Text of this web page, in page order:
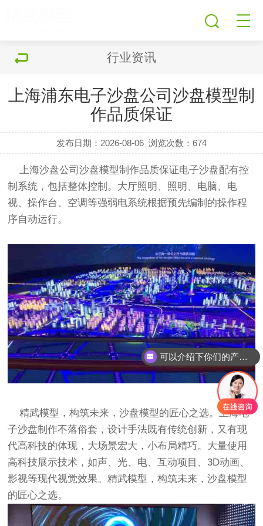
行业资讯
上海浦东电子沙盘公司沙盘模型制
作品质保证
发布日期：2026-08-06 浏览次数：674
上海沙盘公司沙盘模型制作品质保证电子沙盘配有控
制系统，包括整体控制。大厅照明、照明、电脑、电
视、操作台、空调等强弱电系统根据预先编制的操作程
序自动运行。
精武模型 ，构筑未来，沙盘模型的匠心之选。上海电
子沙盘制作不落俗套，设计手法既有传统创新，又有现
代高科技的体现，大场景宏大，小布局精巧。大量使用
高科技展示技术，如声、光、电、互动项目、3D动画、
影视等现代视觉效果。精武模型，构筑未来，沙盘模型
的匠心之选。
可以介绍下你们的产品么